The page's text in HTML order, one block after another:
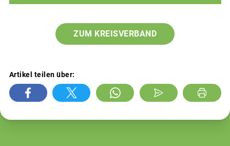
ZUM KREISVERBAND
Artikel teilen über: